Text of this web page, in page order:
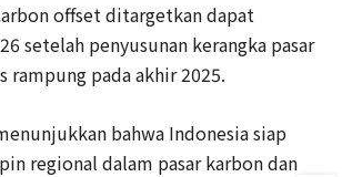
offset ditargetkan dapat
setelah penyusunan kerangka pasar
rampung pada akhir 2025.
bahwa Indonesia siap
regional dalam pasar karbon dan